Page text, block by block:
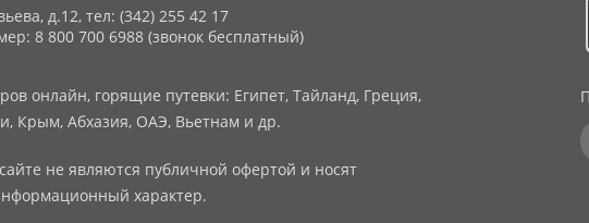
д.12, тел: (342) 255 42 17
8 800 700 6988 (звонок бесплатный)
онлайн, горящие путевки: Египет, Тайланд, Греция,
Крым, Абхазия, ОАЭ, Вьетнам и др.
не являются публичной офертой и носят
характер.